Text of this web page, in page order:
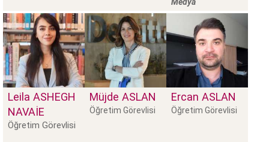
Medya
Leila ASHEGH
NAVAIE
Öğretim Görevlisi
Müjde ASLAN
Öğretim Görevlisi
Ercan ASLAN
Öğretim Görevlisi